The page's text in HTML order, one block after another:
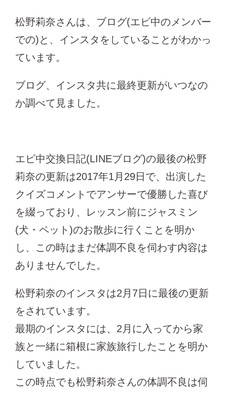
松野莉奈さんは、ブログ(エビ中のメンバー
での)と、インスタをしていることがわかっ
ています。
ブログ、インスタ共に最終更新がいつなの
か調べて見ました。
エビ中交換日記(LINEブログ)の最後の松野
莉奈の更新は2017年1月29日で、出演した
クイズコメントでアンサーで優勝した喜び
を綴っており、レッスン前にジャスミン
(犬・ペット)のお散歩に行くことを明か
し、この時はまだ体調不良を伺わす内容は
ありませんでした。
松野莉奈のインスタは2月7日に最後の更新
をされています。
最期のインスタには、2月に入ってから家
族と一緒に箱根に家族旅行したことを明か
していました。
この時点でも松野莉奈さんの体調不良は伺